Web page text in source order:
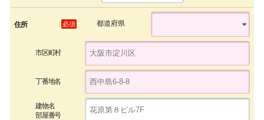
住所 必須 都道府県
市区町村
丁番地名
建物名
部屋番号